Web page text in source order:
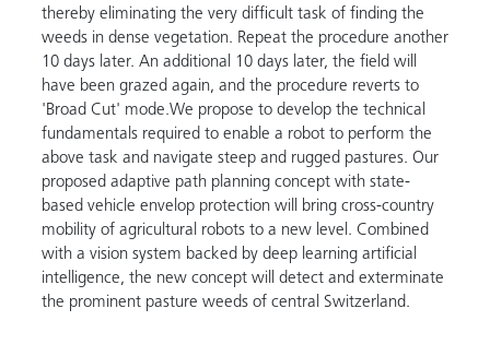
thereby eliminating the very difficult task of finding the
weeds in dense vegetation. Repeat the procedure another
10 days later. An additional 10 days later, the field will
have been grazed again, and the procedure reverts to
'Broad Cut' mode.We propose to develop the technical
fundamentals required to enable a robot to perform the
above task and navigate steep and rugged pastures. Our
proposed adaptive path planning concept with state-
based vehicle envelop protection will bring cross-country
mobility of agricultural robots to a new level. Combined
with a vision system backed by deep learning artificial
intelligence, the new concept will detect and exterminate
the prominent pasture weeds of central Switzerland.